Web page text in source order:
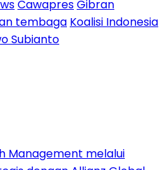
CawapresGibran
tembaga Koalisi Indonesia
Subianto
Management melalui